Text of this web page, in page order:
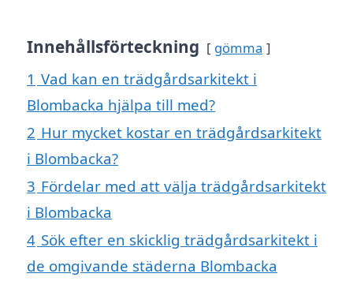
Innehållsförteckning gömma
1 Vad kan en trädgårdsarkitekt i
Blombacka hjälpa till med?
2 Hur mycket kostar en trädgårdsarkitekt
i Blombacka?
3 Fördelar med att välja trädgårdsarkitekt
i Blombacka
4 Sök efter en skicklig trädgårdsarkitekt i
de omgivande städerna Blombacka